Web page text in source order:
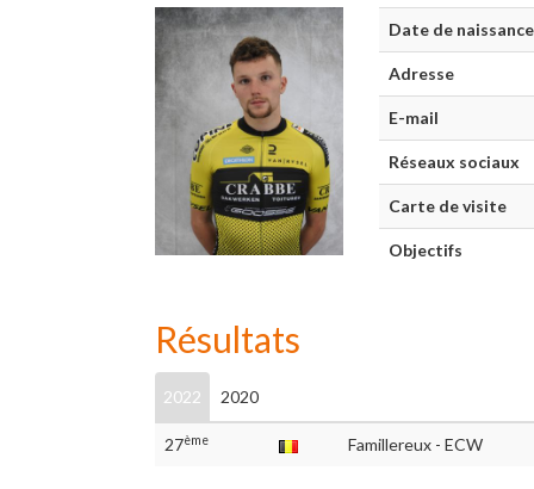
Date de naissance
Adresse
E-mail
Réseaux sociaux
Carte de visite
Objectifs
Résultats
2022 2020
27ème Famillereux - ECW